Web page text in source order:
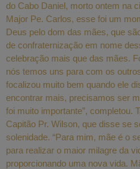
do Cabo Daniel, morto ontem na
Major Pe. Carlos, esse foi um
Deus pelo dom das mães, que
de confraternização em nome
celebração mais que das mães.
nós temos uns para com os
focalizou muito bem quando ele
encontrar mais, precisamos ser
foi muito importante”, completou.
Capitão Pr. Wilson, que disse se
solenidade. “Para mim, mãe é o
para realizar o maior milagre da
proporcionando uma nova vida.